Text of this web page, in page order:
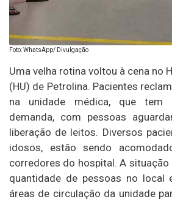
Foto: WhatsApp/ Divulgação
Uma velha rotina voltou à cena no
(HU) de Petrolina. Pacientes
na unidade médica, que tem
demanda, com pessoas
liberação de leitos. Diversos
idosos, estão sendo
corredores do hospital. A situação
quantidade de pessoas no local
áreas de circulação da unidade